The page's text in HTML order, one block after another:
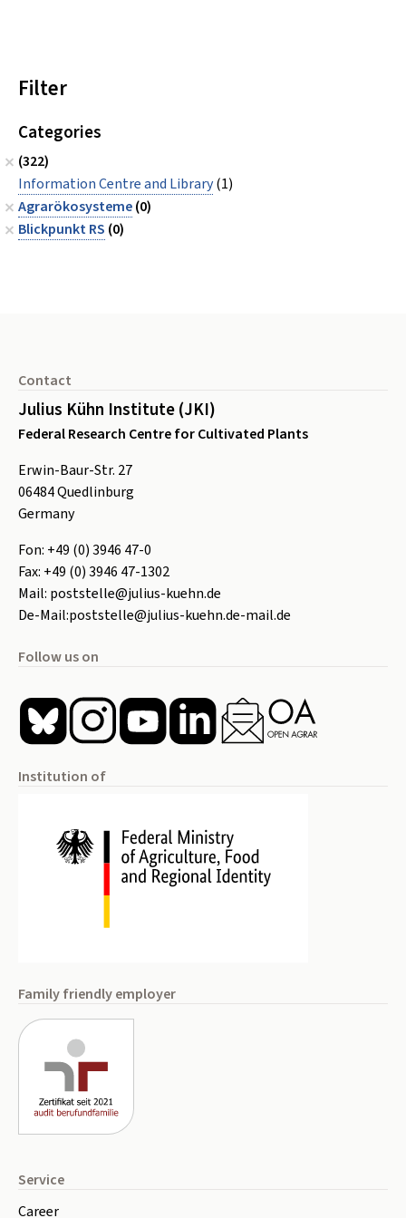
Filter
Categories
(322)
Information Centre and Library(1)
Agrarökosysteme(0)
Blickpunkt RS (0)
Contact
Julius Kühn Institute (JKI)
Federal Research Centre for Cultivated Plants
Erwin-Baur-Str. 27
06484Quedlinburg
Germany
Fon: +49 (0) 3946 47-0
Fax: +49 (0) 3946 47-1302
Mail: poststelle@julius-kuehn.de
De-Mail:poststelle@julius-kuehn.de-mail.de
Follow us on
Institution of
Family friendly employer
Service
Career